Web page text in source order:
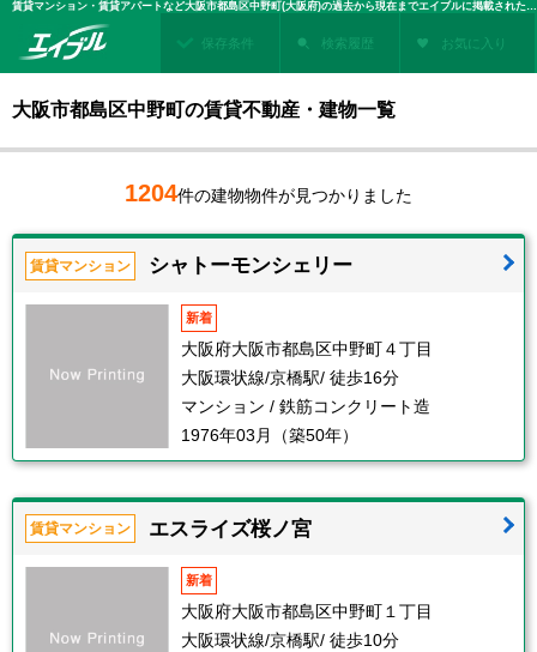
賃貸マンション・賃貸アパートなど大阪市都島区中野町(大阪府)の過去から現在までエイブルに掲載された賃貸住宅情報・建物情報を検索！不動産賃貸を探すなら、お部屋探しのエイブル
保存条件 検索履歴 お気に入り
大阪市都島区中野町の賃貸不動産・建物一覧
1204件の建物物件が見つかりました
賃貸マンション シャトーモンシェリー
新着
大阪府大阪市都島区中野町４丁目
大阪環状線/京橋駅/ 徒歩16分
マンション / 鉄筋コンクリート造
1976年03月（築50年）
賃貸マンション エスライズ桜ノ宮
新着
大阪府大阪市都島区中野町１丁目
大阪環状線/京橋駅/ 徒歩10分